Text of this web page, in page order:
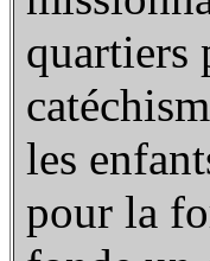
quartiers
les
pour la